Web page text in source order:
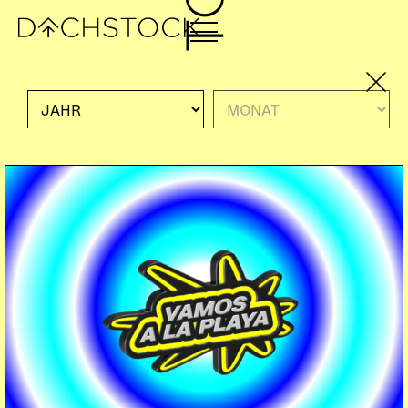
Di, 14.04.2026
DACHSTOCK & SOUS LE PONT PRESENT:
DOORS:18:00
Eine Kooperation zwischen dem Dachstock und
Sous le Pont
Figuren aufstellen, Uhr starten, erster Zug. Bauern
rücken vor, Springer hüpfen, irgendwo wird rochiert
und plötzlich steht jemand im Schach. Ein paar
Züge später vielleicht schon: Schachmatt. Gespielt
wird konzentriert, aber entspannt – vom